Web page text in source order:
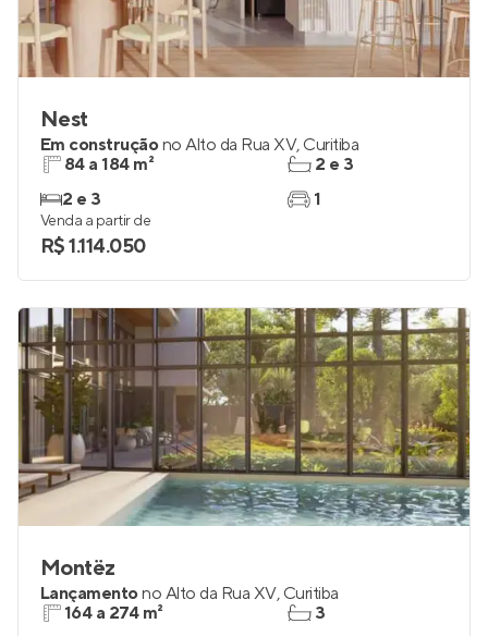
Nest
Em construçãono Alto da Rua XV, Curitiba
84 a 184 m²
2 e 3
2 e 3
1
Venda a partir de
R$ 1.114.050
Montëz
Lançamentono Alto da Rua XV, Curitiba
164 a 274 m²
3